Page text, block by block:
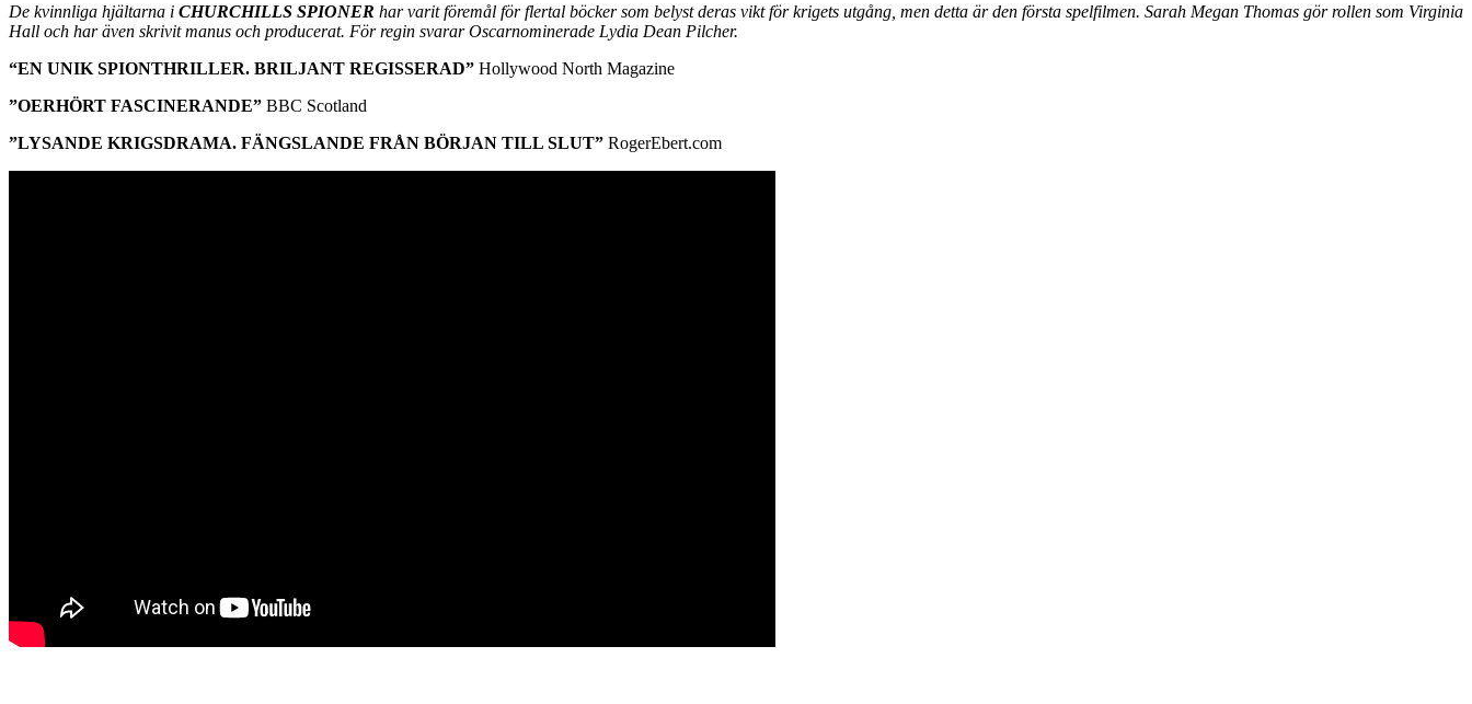
De kvinnliga hjältarna i CHURCHILLS SPIONER har varit föremål för flertal böcker som belyst deras vikt för krigets utgång, men detta är den första spelfilmen. Sarah Megan Thomas gör rollen som Virginia
Hall och har även skrivit manus och producerat. För regin svarar Oscarnominerade Lydia Dean Pilcher.
“EN UNIK SPIONTHRILLER. BRILJANT REGISSERAD” Hollywood North Magazine
”OERHÖRT FASCINERANDE” BBC Scotland
”LYSANDE KRIGSDRAMA. FÄNGSLANDE FRÅN BÖRJAN TILL SLUT” RogerEbert.com